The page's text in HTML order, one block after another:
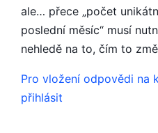
ale… přece „počet
poslední měsíc“ musí
nehledě na to, čím to
Pro vložení odpovědi na
přihlásit